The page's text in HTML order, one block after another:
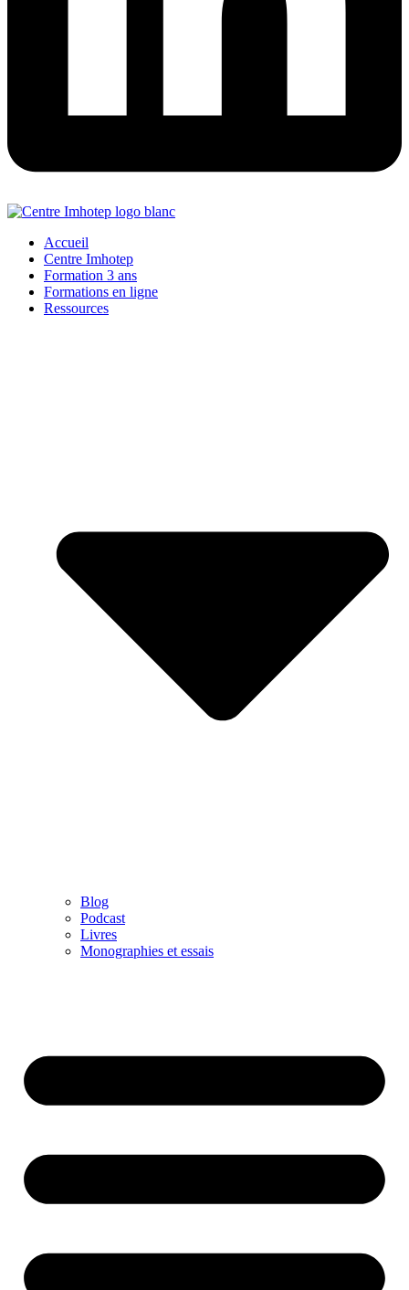
Accueil
Centre Imhotep
Formation 3 ans
Formations en ligne
Ressources
Blog
Podcast
Livres
Monographies et essais